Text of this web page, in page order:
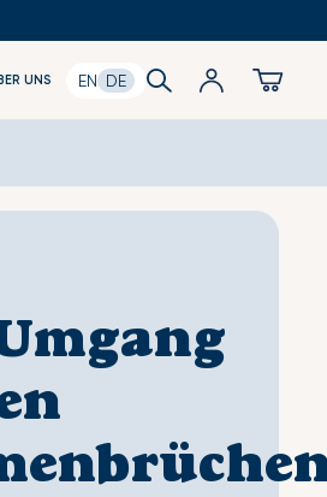
UNS EN DE Search Anmeldung
Cart